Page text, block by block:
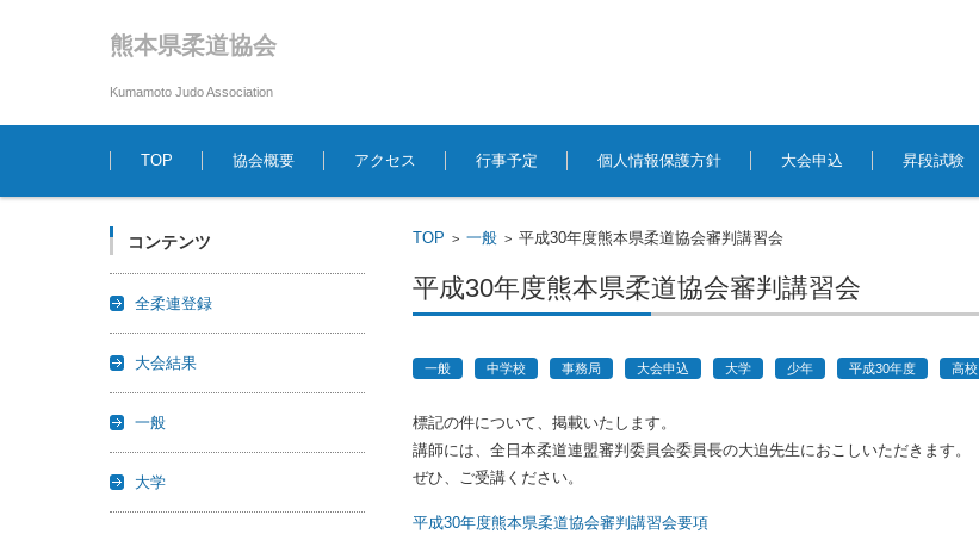
熊本県柔道協会
Kumamoto Judo Association
コンテンツに移動
TOP
協会概要 アクセス 行事予定 個人情報保護方針 大会申込 昇段試験
TOP >一般 >平成30年度熊本県柔道協会審判講習会
平成30年度熊本県柔道協会審判講習会
一般 中学校 事務局 大会申込 大学 少年 平成30年度 高校
標記の件について、掲載いたします。
講師には、全日本柔道連盟審判委員会委員長の大迫先生におこしいただきます。
ぜひ、ご受講ください。
平成30年度熊本県柔道協会審判講習会要項
コンテンツ
全柔連登録
大会結果
一般
大学